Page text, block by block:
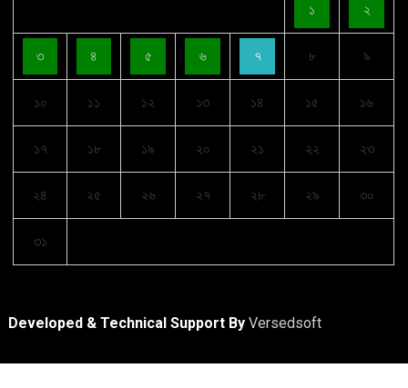
১ ২
৩ ৪ ৫ ৬ ৭ ৮ ৯
১০ ১১ ১২ ১৩ ১৪ ১৫ ১৬
১৭ ১৮ ১৯ ২০ ২১ ২২ ২৩
২৪ ২৫ ২৬ ২৭ ২৮ ২৯ ৩০
৩১
Developed & Technical Support ByVersedsoft